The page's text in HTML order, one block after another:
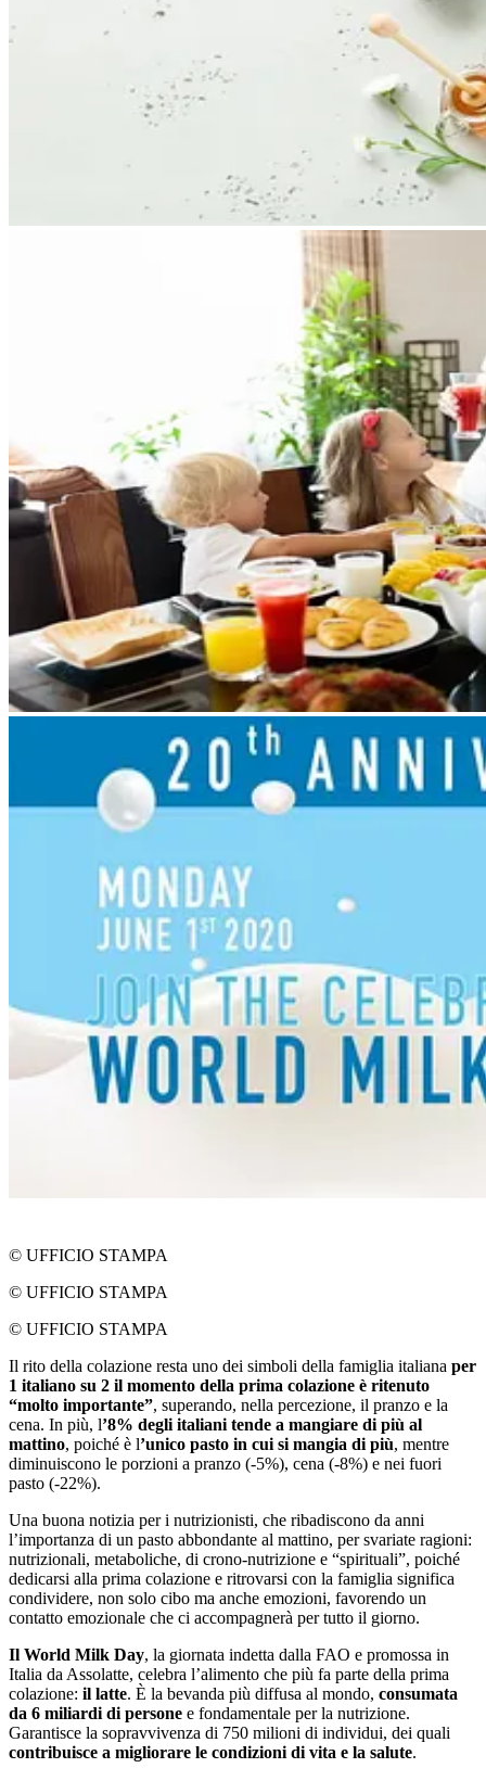
© UFFICIO STAMPA
© UFFICIO STAMPA
© UFFICIO STAMPA
Il rito della colazione resta uno dei simboli della famiglia italiana per
1 italiano su 2 il momento della prima colazione è ritenuto
“molto importante”, superando, nella percezione, il pranzo e la
cena. In più, l’8% degli italiani tende a mangiare di più al
mattino, poiché è l’unico pasto in cui si mangia di più, mentre
diminuiscono le porzioni a pranzo (-5%), cena (-8%) e nei fuori
pasto (-22%).
Una buona notizia per i nutrizionisti, che ribadiscono da anni
l’importanza di un pasto abbondante al mattino, per svariate ragioni:
nutrizionali, metaboliche, di crono-nutrizione e “spirituali”, poiché
dedicarsi alla prima colazione e ritrovarsi con la famiglia significa
condividere, non solo cibo ma anche emozioni, favorendo un
contatto emozionale che ci accompagnerà per tutto il giorno.
Il World Milk Day, la giornata indetta dalla FAO e promossa in
Italia da Assolatte, celebra l’alimento che più fa parte della prima
colazione: il latte. È la bevanda più diffusa al mondo, consumata
da 6 miliardi di persone e fondamentale per la nutrizione.
Garantisce la sopravvivenza di 750 milioni di individui, dei quali
contribuisce a migliorare le condizioni di vita e la salute.